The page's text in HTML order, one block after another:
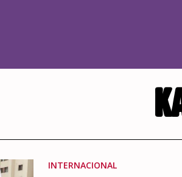
INTERNACIONAL